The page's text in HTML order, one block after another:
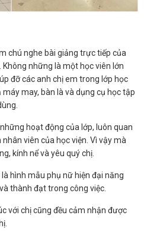
chú nghe bài giảng trực tiếp của
những là một học viên lớn
đỡ các anh chị em trong lớp học
may, bàn là và dụng cụ học tập
hoạt động của lớp, luôn quan
viên của học viện. Vì vậy mà
kính nể và yêu quý chị.
hình mẫu phụ nữ hiện đại năng
thành đạt trong công việc.
với chị cũng đều cảm nhận được